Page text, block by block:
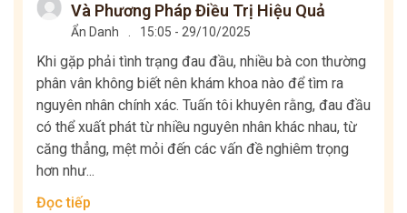
Và Phương Pháp Điều Trị Hiệu Quả
Ẩn Danh 15:05 - 29/10/2025
Khi gặp phải tình trạng đau đầu, nhiều bà con thường
phân vân không biết nên khám khoa nào để tìm ra
nguyên nhân chính xác. Tuấn tôi khuyên rằng, đau đầu
có thể xuất phát từ nhiều nguyên nhân khác nhau, từ
căng thẳng, mệt mỏi đến các vấn đề nghiêm trọng
hơn như...
Đọc tiếp